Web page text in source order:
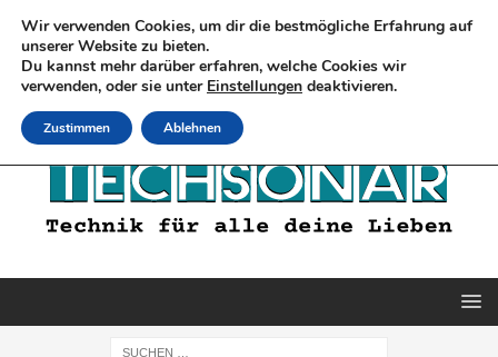
Wir verwenden Cookies, um dir die bestmögliche Erfahrung auf
unserer Website zu bieten.
Du kannst mehr darüber erfahren, welche Cookies wir
verwenden, oder sie unter Einstellungen deaktivieren.
Zustimmen Ablehnen